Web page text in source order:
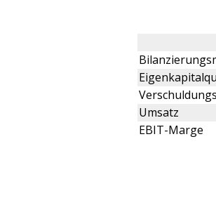
Umsatz
EBIT-Marge